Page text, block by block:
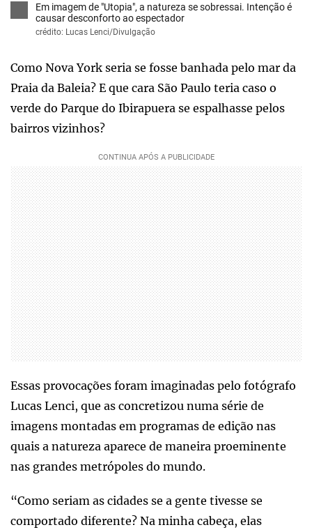
Em imagem de "Utopia", a natureza se sobressai. Intenção é
causar desconforto ao espectador
crédito: Lucas Lenci/Divulgação
Como Nova York seria se fosse banhada pelo mar da
Praia da Baleia? E que cara São Paulo teria caso o
verde do Parque do Ibirapuera se espalhasse pelos
bairros vizinhos?
Essas provocações foram imaginadas pelo fotógrafo
Lucas Lenci, que as concretizou numa série de
imagens montadas em programas de edição nas
quais a natureza aparece de maneira proeminente
nas grandes metrópoles do mundo.
“Como seriam as cidades se a gente tivesse se
comportado diferente? Na minha cabeça, elas